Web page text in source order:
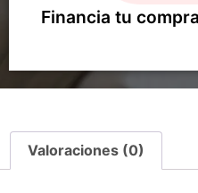
Financia tu
Valoraciones (0)